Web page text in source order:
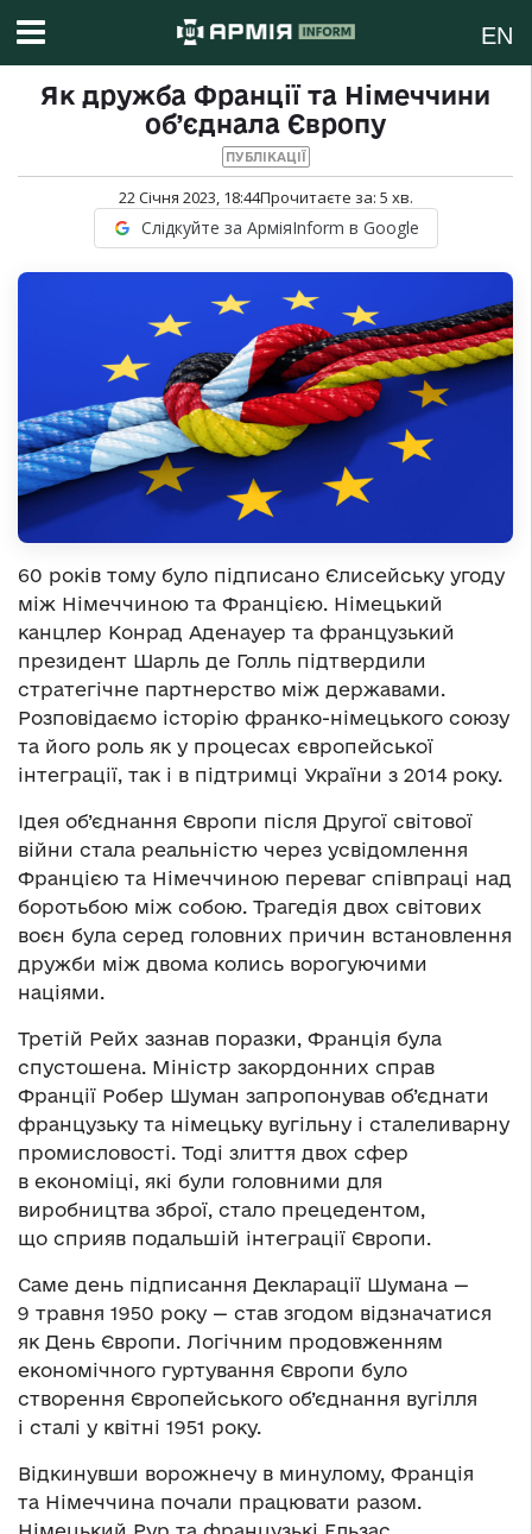
EN
Як дружба Франції та Німеччини
об’єднала Європу
ПУБЛІКАЦІЇ
22 Січня 2023, 18:44Прочитаєте за: 5 хв.
Слідкуйте за АрміяInform в Google
60 років тому було підписано Єлисейську угоду
між Німеччиною та Францією. Німецький
канцлер Конрад Аденауер та французький
президент Шарль де Голль підтвердили
стратегічне партнерство між державами.
Розповідаємо історію франко-німецького союзу
та його роль як у процесах європейської
інтеграції, так і в підтримці України з 2014 року.
Ідея об’єднання Європи після Другої світової
війни стала реальністю через усвідомлення
Францією та Німеччиною переваг співпраці над
боротьбою між собою. Трагедія двох світових
воєн була серед головних причин встановлення
дружби між двома колись ворогуючими
націями.
Третій Рейх зазнав поразки, Франція була
спустошена. Міністр закордонних справ
Франції Робер Шуман запропонував об’єднати
французьку та німецьку вугільну і сталеливарну
промисловості. Тоді злиття двох сфер
в економіці, які були головними для
виробництва зброї, стало прецедентом,
що сприяв подальшій інтеграції Європи.
Саме день підписання Декларації Шумана —
9 травня 1950 року — став згодом відзначатися
як День Європи. Логічним продовженням
економічного гуртування Європи було
створення Європейського об’єднання вугілля
і сталі у квітні 1951 року.
Відкинувши ворожнечу в минулому, Франція
та Німеччина почали працювати разом.